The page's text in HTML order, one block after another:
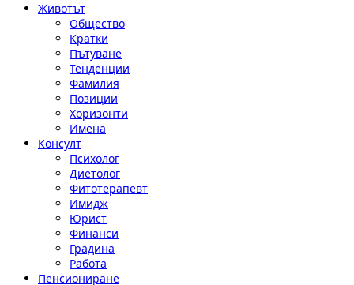
Животът
Общество
Кратки
Пътуване
Тенденции
Фамилия
Позиции
Хоризонти
Имена
Консулт
Психолог
Диетолог
Фитотерапевт
Имидж
Юрист
Финанси
Градина
Работа
Пенсиониране